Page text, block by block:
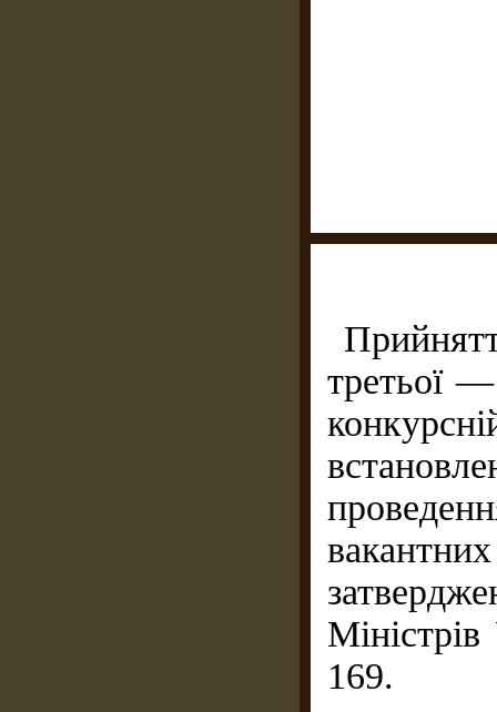
третьої —
169.